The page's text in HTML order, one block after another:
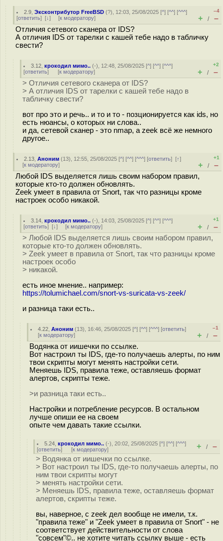
2.9 ,Эксконтрибутор FreeBSD (?), 12:03, 25/08/2025 [^] [^^] [^^^]
[ответить] [↓] [к модератору]
–4
+ / –
Отличия сетевого сканера от IDS?
А отличия IDS от тарелки с кашей тебе надо в табличку
свести?
3.12 ,крокодил мимо.. (-), 12:48, 25/08/2025 [^] [^^] [^^^]
[ответить] [к модератору]
+2
+ / –
> Отличия сетевого сканера от IDS?
> А отличия IDS от тарелки с кашей тебе надо в
табличку свести?
вот про это и речь.. и то и то - позционируется как ids, но
есть нюансы, о которых ни слова..
и да, сетевой сканер - это nmap, а zeek всё же немного
другое..
2.13 ,Аноним (13), 12:55, 25/08/2025 [^] [^^] [^^^] [ответить][↑]
[к модератору]
+1
+ / –
Любой IDS выделяется лишь своим набором правил,
которые кто-то должен обновлять.
Zeek умеет в правила от Snort, так что разницы кроме
настроек особо никакой.
3.14 ,крокодил мимо.. (-), 14:03, 25/08/2025 [^] [^^] [^^^]
[ответить] [↓] [к модератору]
+1
+ / –
> Любой IDS выделяется лишь своим набором правил,
которые кто-то должен обновлять.
> Zeek умеет в правила от Snort, так что разницы кроме
настроек особо
> никакой.
есть иное мнение.. например:
https://tolumichael.com/snort-vs-suricata-vs-zeek/
и разница таки есть..
4.22 ,Аноним (13), 16:46, 25/08/2025 [^] [^^] [^^^] [ответить]
[к модератору]
–1
+ / –
Водянка от иишечки по ссылке.
Вот настроил ты IDS, где-то получаешь алерты, по ним
твои скрипты могут менять настройки сети.
Меняешь IDS, правила теже, оставляешь формат
алертов, скрипты теже.
>и разница таки есть..
Настройки и потребление ресурсов. В остальном
лучше опиши ее на своем
опыте чем давать такие ссылки.
5.24 ,крокодил мимо.. (-), 20:02, 25/08/2025 [^] [^^] [^^^]
[ответить] [к модератору] + / –
> Водянка от иишечки по ссылке.
> Вот настроил ты IDS, где-то получаешь алерты, по
ним твои скрипты могут
> менять настройки сети.
> Меняешь IDS, правила теже, оставляешь формат
алертов, скрипты теже.
вы, наверное, с zeek дел вообще не имели, т.к.
"правила теже" и "Zeek умеет в правила от Snort" - не
соответствует действительности от слова
"совсем"©.. не хотите читать ссылку выше - есть